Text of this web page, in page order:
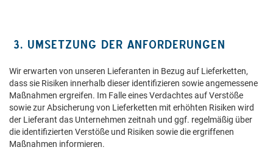
3. UMSETZUNG DER ANFORDERUNGEN
Wir erwarten von unseren Lieferanten in Bezug auf Lieferketten,
dass sie Risiken innerhalb dieser identifizieren sowie angemessene
Maßnahmen ergreifen. Im Falle eines Verdachtes auf Verstöße
sowie zur Absicherung von Lieferketten mit erhöhten Risiken wird
der Lieferant das Unternehmen zeitnah und ggf. regelmäßig über
die identifizierten Verstöße und Risiken sowie die ergriffenen
Maßnahmen informieren.